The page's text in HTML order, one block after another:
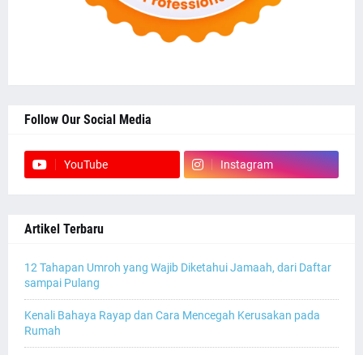
Follow Our Social Media
YouTube Instagram
Artikel Terbaru
12 Tahapan Umroh yang Wajib Diketahui Jamaah, dari Daftar
sampai Pulang
Kenali Bahaya Rayap dan Cara Mencegah Kerusakan pada
Rumah